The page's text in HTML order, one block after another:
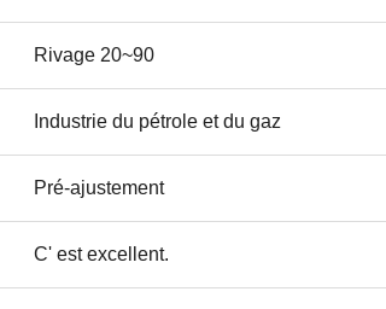
Rivage 20~90
Industrie du pétrole et du gaz
Pré-ajustement
C' est excellent.